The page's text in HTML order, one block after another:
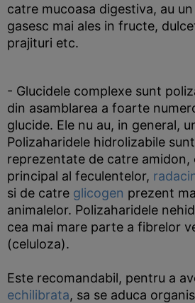
catre mucoasa digestiva, au
gasesc mai ales in fructe,
prajituri etc.
- Glucidele complexe sunt
din asamblarea a foarte
glucide. Ele nu au, in general,
Polizaharidele hidrolizabile
reprezentate de catre
principal al feculentelor,
si de catre glicogen prezent
animalelor. Polizaharidele
cea mai mare parte a fibrelor
(celuloza).
Este recomandabil, pentru a
echilibrata, sa se aduca